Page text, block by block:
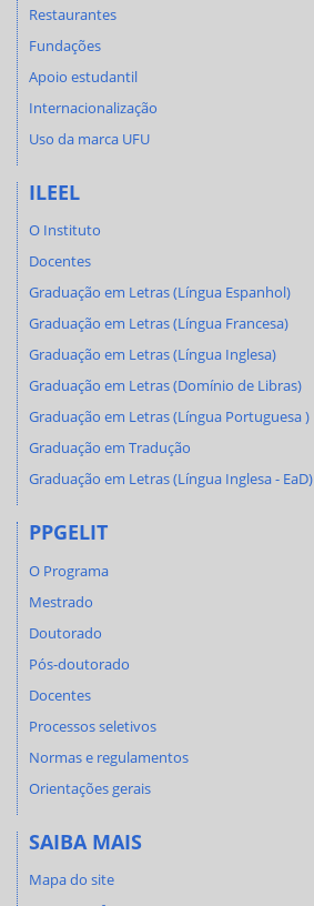
Restaurantes
Fundações
Apoio estudantil
Internacionalização
Uso da marca UFU
ILEEL
O Instituto
Docentes
Graduação em Letras (Língua Espanhol)
Graduação em Letras (Língua Francesa)
Graduação em Letras (Língua Inglesa)
Graduação em Letras (Domínio de Libras)
Graduação em Letras (Língua Portuguesa )
Graduação em Tradução
Graduação em Letras (Língua Inglesa - EaD)
PPGELIT
O Programa
Mestrado
Doutorado
Pós-doutorado
Docentes
Processos seletivos
Normas e regulamentos
Orientações gerais
SAIBA MAIS
Mapa do site